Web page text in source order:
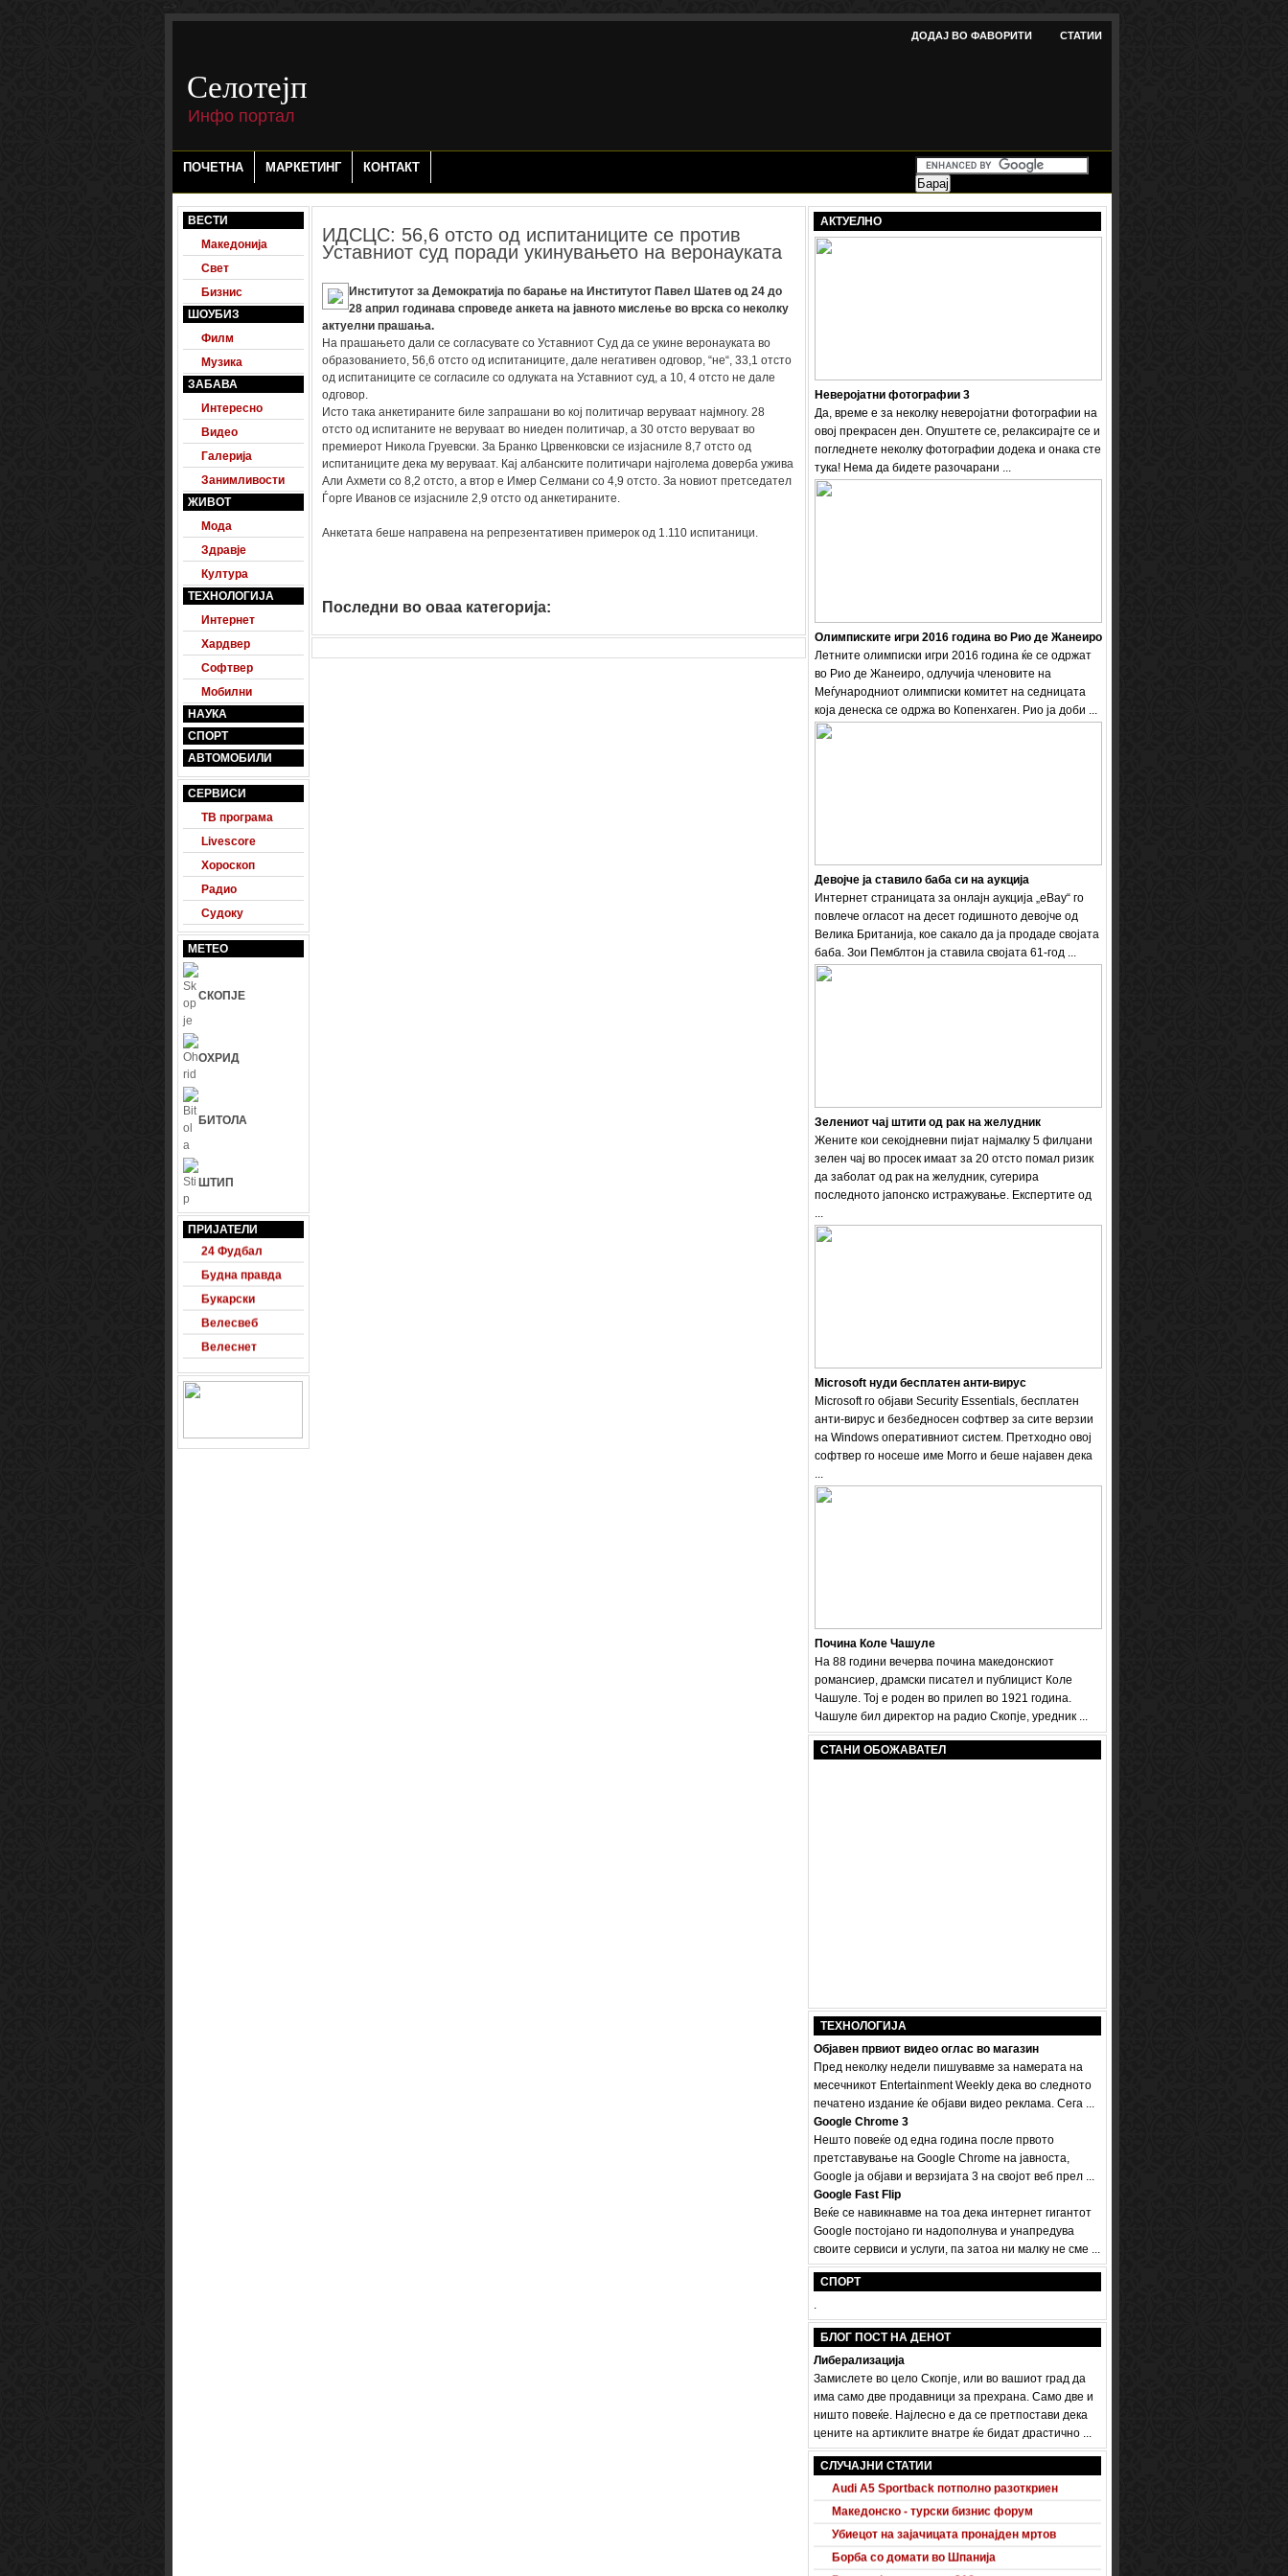
-->
ДОДАЈ ВО ФАВОРИТИ СТАТИИ
Селотејп
Инфо портал
ПОЧЕТНА МАРКЕТИНГ КОНТАКТ
ВЕСТИ
Македонија
Свет
Бизнис
ШОУБИЗ
Филм
Музика
ЗАБАВА
Интересно
Видео
Галерија
Занимливости
ЖИВОТ
Мода
Здравје
Култура
ТЕХНОЛОГИЈА
Интернет
Хардвер
Софтвер
Мобилни
НАУКА
СПОРТ
АВТОМОБИЛИ
СЕРВИСИ
ТВ програма
Livescore
Хороскоп
Радио
Судоку
МЕТЕО
СКОПЈЕ
ОХРИД
БИТОЛА
ШТИП
ПРИЈАТЕЛИ
24 Фудбал
Будна правда
Букарски
Велесвеб
Велеснет
Паблишер
ИДСЦС: 56,6 отсто од испитаниците се против
Уставниот суд поради укинувањето на веронауката
Институтот за Демократија по барање на Институтот Павел Шатев од 24 до
28 април годинава спроведе анкета на јавното мислење во врска со неколку
актуелни прашања.
На прашањето дали се согласувате со Уставниот Суд да се укине веронауката во
образованието, 56,6 отсто од испитаниците, дале негативен одговор, “не“, 33,1 отсто
од испитаниците се согласиле со одлуката на Уставниот суд, а 10, 4 отсто не дале
одговор.
Исто така анкетираните биле запрашани во кој политичар веруваат најмногу. 28
отсто од испитаните не веруваат во ниеден политичар, а 30 отсто веруваат во
премиерот Никола Груевски. За Бранко Црвенковски се изјасниле 8,7 отсто од
испитаниците дека му веруваат. Кај албанските политичари најголема доверба ужива
Али Ахмети со 8,2 отсто, а втор е Имер Селмани со 4,9 отсто. За новиот претседател
Ѓорге Иванов се изјасниле 2,9 отсто од анкетираните.
Анкетата беше направена на репрезентативен примерок од 1.110 испитаници.
Последни во оваа категорија:
АКТУЕЛНО
Неверојатни фотографии 3
Да, време е за неколку неверојатни фотографии на
овој прекрасен ден. Опуштете се, релаксирајте се и
погледнете неколку фотографии додека и онака сте
тука! Нема да бидете разочарани ...
Олимписките игри 2016 година во Рио де Жанеиро
Летните олимписки игри 2016 година ќе се одржат
во Рио де Жанеиро, одлучија членовите на
Меѓународниот олимписки комитет на седницата
која денеска се одржа во Копенхаген. Рио ја доби ...
Девојче ја ставило баба си на аукција
Интернет страницата за онлајн аукција „eBay“ го
повлече огласот на десет годишното девојче од
Велика Британија, кое сакало да ја продаде својата
баба. Зои Пемблтон ја ставила својата 61-год ...
Зелениот чај штити од рак на желудник
Жените кои секојдневни пијат најмалку 5 филџани
зелен чај во просек имаат за 20 отсто помал ризик
да заболат од рак на желудник, сугерира
последното јапонско истражување. Експертите од
...
Microsoft нуди бесплатен анти-вирус
Microsoft го објави Security Essentials, бесплатен
анти-вирус и безбедносен софтвер за сите верзии
на Windows оперативниот систем. Претходно овој
софтвер го носеше име Мorro и беше најавен дека
...
Почина Коле Чашуле
На 88 години вечерва почина македонскиот
романсиер, драмски писател и публицист Коле
Чашуле. Тој е роден во прилеп во 1921 година.
Чашуле бил директор на радио Скопје, уредник ...
СТАНИ ОБОЖАВАТЕЛ
ТЕХНОЛОГИЈА
Објавен првиот видео оглас во магазин
Пред неколку недели пишувавме за намерата на
месечникот Entertainment Weekly дека во следното
печатено издание ќе објави видео реклама. Сега ...
Google Chrome 3
Нешто повеќе од една година после првото
претставување на Google Chrome на јавноста,
Google ја објави и верзијата 3 на својот веб прел ...
Google Fast Flip
Веќе се навикнавме на тоа дека интернет гигантот
Google постојано ги надополнува и унапредува
своите сервиси и услуги, па затоа ни малку не сме ...
СПОРТ
.
БЛОГ ПОСТ НА ДЕНОТ
Либерализација
Замислете во цело Скопје, или во вашиот град да
има само две продавници за прехрана. Само две и
ништо повеќе. Најлесно е да се претпостави дека
цените на артиклите внатре ќе бидат драстично ...
СЛУЧАЈНИ СТАТИИ
Audi A5 Sportback потполно разоткриен
Македонско - турски бизнис форум
Убиецот на зајачицата пронајден мртов
Борба со домати во Шпанија
Panasonic плазма од 216 см